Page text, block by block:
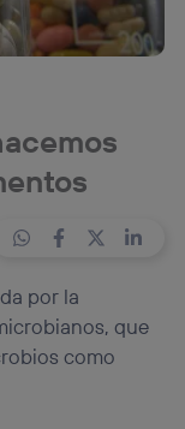
por la
que
como